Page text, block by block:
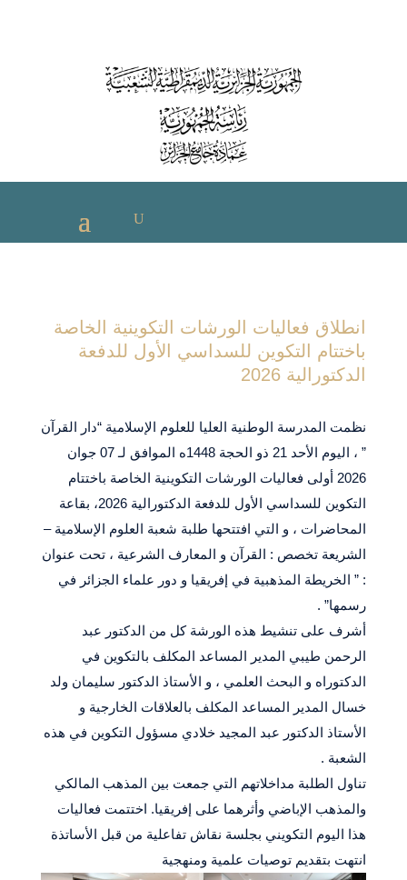
انطلاق فعاليات الورشات التكوينية الخاصة
باختتام التكوين للسداسي الأول للدفعة
الدكتورالية 2026
نظمت المدرسة الوطنية العليا للعلوم الإسلامية “دار القرآن
” ، اليوم الأحد 21 ذو الحجة 1448ه الموافق لـ 07 جوان
2026 أولى فعاليات الورشات التكوينية الخاصة باختتام
التكوين للسداسي الأول للدفعة الدكتورالية 2026، بقاعة
المحاضرات ، و التي افتتحها طلبة شعبة العلوم الإسلامية –
الشريعة تخصص : القرآن و المعارف الشرعية ، تحت عنوان
: ” الخريطة المذهبية في إفريقيا و دور علماء الجزائر في
رسمها” .
أشرف على تنشيط هذه الورشة كل من الدكتور عبد
الرحمن طيبي المدير المساعد المكلف بالتكوين في
الدكتوراه و البحث العلمي ، و الأستاذ الدكتور سليمان ولد
خسال المدير المساعد المكلف بالعلاقات الخارجية و
الأستاذ الدكتور عبد المجيد خلادي مسؤول التكوين في هذه
الشعبة .
تناول الطلبة مداخلاتهم التي جمعت بين المذهب المالكي
والمذهب الإباضي وأثرهما على إفريقيا. اختتمت فعاليات
هذا اليوم التكويني بجلسة نقاش تفاعلية من قبل الأساتذة
انتهت بتقديم توصيات علمية ومنهجية